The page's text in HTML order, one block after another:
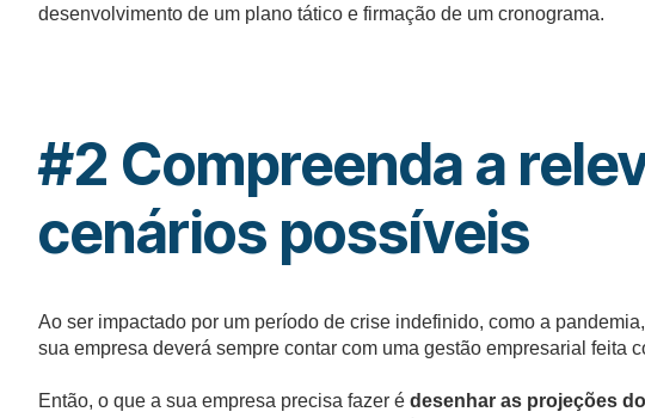
desenvolvimento de um plano tático e firmação de um cronograma.
#2 Compreenda a
cenários possíveis
Ao ser impactado por um período de crise indefinido, como a
sua empresa deverá sempre contar com uma gestão empresarial feita
Então, o que a sua empresa precisa fazer é desenhar as projeções